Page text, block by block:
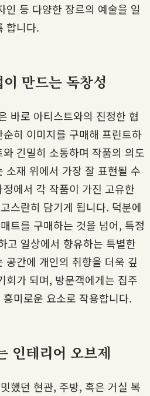
인 등 다양한 장르의 예술을 일
합니다.
만드는 독창성
바로 아티스트와의 진정한 협
히 이미지를 구매해 프린트하
긴밀히 소통하며 작품의 의도
소재 위에서 가장 잘 표현될 수
에서 각 작품이 가진 고유한
스란히 담기게 됩니다. 덕분에
트를 구매하는 것을 넘어, 특정
고 일상에서 향유하는 특별한
공간에 개인의 취향을 더욱 깊
회가 되며, 방문객에게는 집주
미로운 요소로 작용합니다.
인테리어 오브제
했던 현관, 주방, 혹은 거실 복